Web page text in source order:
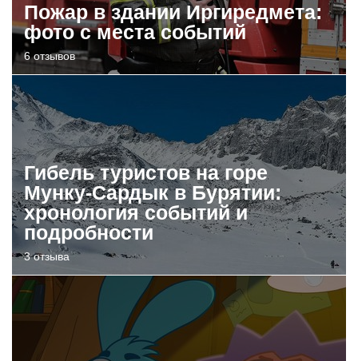
Пожар в здании Иргиредмета:
фото с места событий
6 отзывов
Гибель туристов на горе
Мунку-Сардык в Бурятии:
хронология событий и
подробности
3 отзыва